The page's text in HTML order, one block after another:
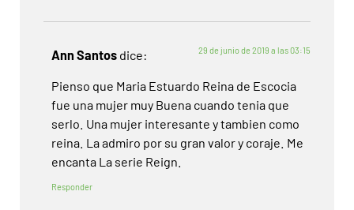
Ann Santos dice: 29 de junio de 2019 a las 03:15
Pienso que Maria Estuardo Reina de Escocia
fue una mujer muy Buena cuando tenia que
serlo. Una mujer interesante y tambien como
reina. La admiro por su gran valor y coraje. Me
encanta La serie Reign.
Responder